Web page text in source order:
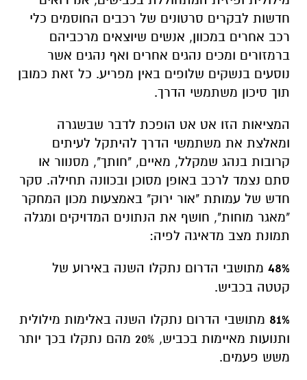
חדשות לבקרים סרטונים של רכבים החוסמים כלי
רכב אחרים במכוון, אנשים שיוצאים מרכביהם
ברמזורים ומכים נהגים אחרים ואף נהגים אשר
נוסעים בנשקים שלופים באין מפריע. כל זאת כמובן
תוך סיכון משתמשי הדרך.
המציאות הזו אט אט הופכת לדבר שבשגרה
ומאלצת את משתמשי הדרך להיתקל לעיתים
קרובות בנהג שמקלל, מאיים, "חותך", מסנוור או
סתם נצמד לרכב באופן מסוכן ובכוונה תחילה. סקר
חדש של עמותת "אור ירוק" באמצעות מכון המחקר
"מאגר מוחות", חושף את הנתונים המדויקים ומגלה
תמונת מצב מדאיגה לפיה:
48% מתושבי הדרום נתקלו השנה באירוע של
קטטה בכביש.
81% מתושבי הדרום נתקלו השנה באלימות מילולית
ותנועות מאיימות בכביש, 20% מהם נתקלו בכך יותר
משש פעמים.